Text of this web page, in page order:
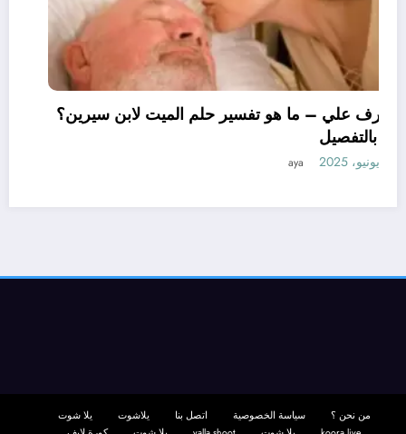
تعرف علي – ما هو تفسير حلم الميت لابن سيرين؟
– بالتفصيل
11 يونيو، 2025
من نحن ؟ سياسة الخصوصية اتصل بنا يلاشوت
يلا شوت